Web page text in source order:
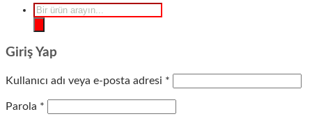
Products
search
Giriş Yap
Kullanıcı adı veya e-posta adresi *
Parola *